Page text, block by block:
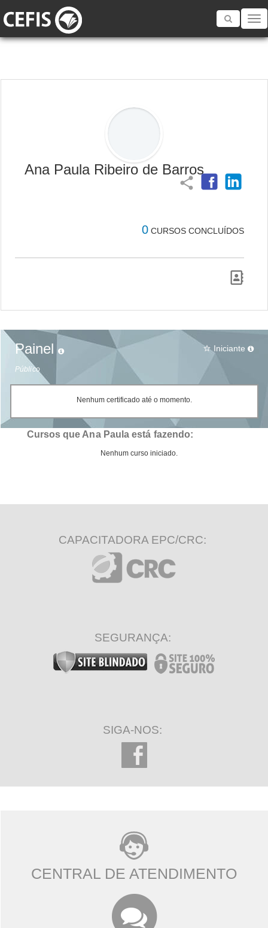
Toggle
Ana Paula Ribeiro de Barros
share
0 CURSOS CONCLUÍDOS
Painel
Público
star_border Iniciante
Nenhum certificado até o momento.
Cursos que Ana Paula está fazendo:
Nenhum curso iniciado.
CAPACITADORA EPC/CRC:
SEGURANÇA:
SIGA-NOS:
CENTRAL DE ATENDIMENTO